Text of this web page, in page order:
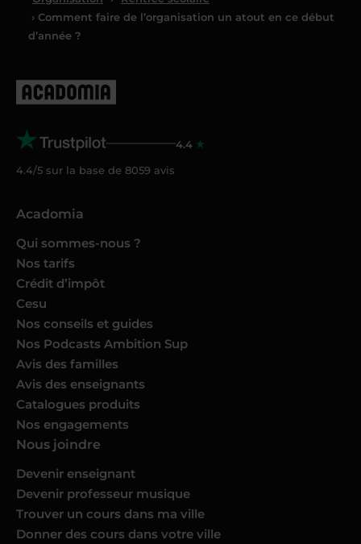
› Comment faire de l’organisation un atout en ce début
d’année ?
4.4
4.4/5 sur la base de 8059 avis
Acadomia
Qui sommes-nous ?
Nos tarifs
Crédit d’impôt
Cesu
Nos conseils et guides
Nos Podcasts Ambition Sup
Avis des familles
Avis des enseignants
Catalogues produits
Nos engagements
Nous joindre
Devenir enseignant
Devenir professeur musique
Trouver un cours dans ma ville
Donner des cours dans votre ville